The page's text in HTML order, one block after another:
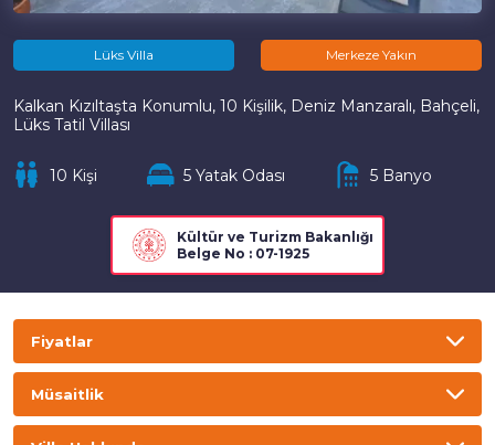
Lüks Villa Merkeze Yakın
Kalkan Kızıltaşta Konumlu, 10 Kişilik, Deniz Manzaralı, Bahçeli,
Lüks Tatil Villası
10 Kişi 5 Yatak Odası 5 Banyo
Kültür ve Turizm Bakanlığı
Belge No : 07-1925
Fiyatlar
Gecelik Haftalık
Müsaitlik